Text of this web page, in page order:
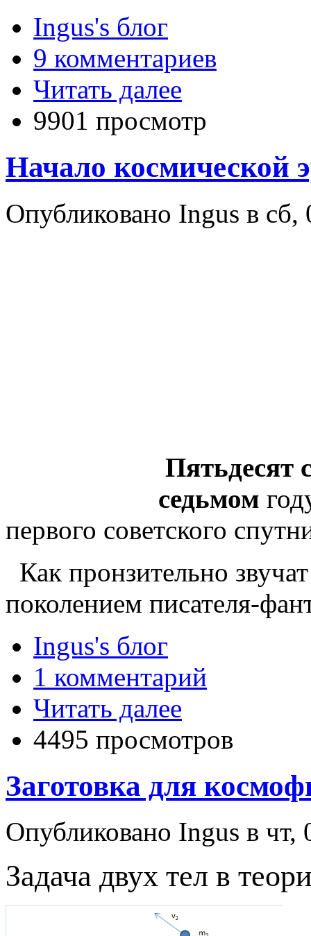
Ingus's блог
9 комментариев
Читать далее
9901 просмотр
Начало космической
Опубликовано Ingus в
Пятьдесят
седьмом
первого советского
Как пронзительно
поколением писателя-
Ingus's блог
1 комментарий
Читать далее
4495 просмотров
Заготовка для
Опубликовано Ingus в
Задача двух тел в